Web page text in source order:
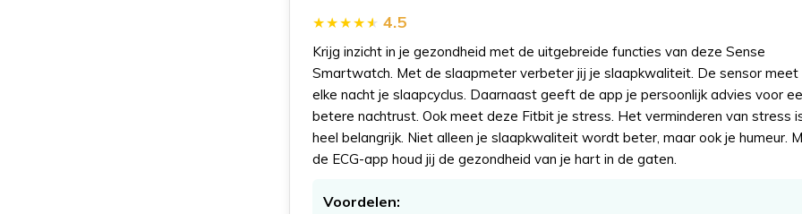
4.5
Krijg inzicht in je gezondheid met de uitgebreide functies van deze Sense
Smartwatch. Met de slaapmeter verbeter jij je slaapkwaliteit. De sensor meet
elke nacht je slaapcyclus. Daarnaast geeft de app je persoonlijk advies voor
betere nachtrust. Ook meet deze Fitbit je stress. Het verminderen van stress
heel belangrijk. Niet alleen je slaapkwaliteit wordt beter, maar ook je humeur.
de ECG-app houd jij de gezondheid van je hart in de gaten.
Voordelen: